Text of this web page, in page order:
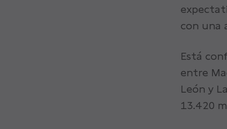
con una
Está
entre
León y
13.420